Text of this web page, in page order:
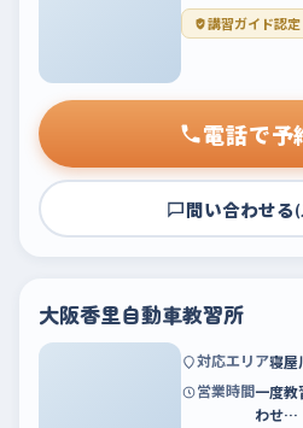
講習ガイド認定
電話で予
問い合わせる
大阪香里自動車教習所
対応エリア寝屋
営業時間一度
わせ…